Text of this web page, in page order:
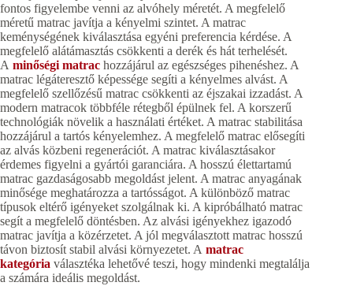
fontos figyelembe venni az alvóhely méretét. A megfelelő
méretű matrac javítja a kényelmi szintet. A matrac
keménységének kiválasztása egyéni preferencia kérdése. A
megfelelő alátámasztás csökkenti a derék és hát terhelését.
A minőségi matrac hozzájárul az egészséges pihenéshez. A
matrac légáteresztő képessége segíti a kényelmes alvást. A
megfelelő szellőzésű matrac csökkenti az éjszakai izzadást. A
modern matracok többféle rétegből épülnek fel. A korszerű
technológiák növelik a használati értéket. A matrac stabilitása
hozzájárul a tartós kényelemhez. A megfelelő matrac elősegíti
az alvás közbeni regenerációt. A matrac kiválasztásakor
érdemes figyelni a gyártói garanciára. A hosszú élettartamú
matrac gazdaságosabb megoldást jelent. A matrac anyagának
minősége meghatározza a tartósságot. A különböző matrac
típusok eltérő igényeket szolgálnak ki. A kipróbálható matrac
segít a megfelelő döntésben. Az alvási igényekhez igazodó
matrac javítja a közérzetet. A jól megválasztott matrac hosszú
távon biztosít stabil alvási környezetet. A matrac
kategória választéka lehetővé teszi, hogy mindenki megtalálja
a számára ideális megoldást.